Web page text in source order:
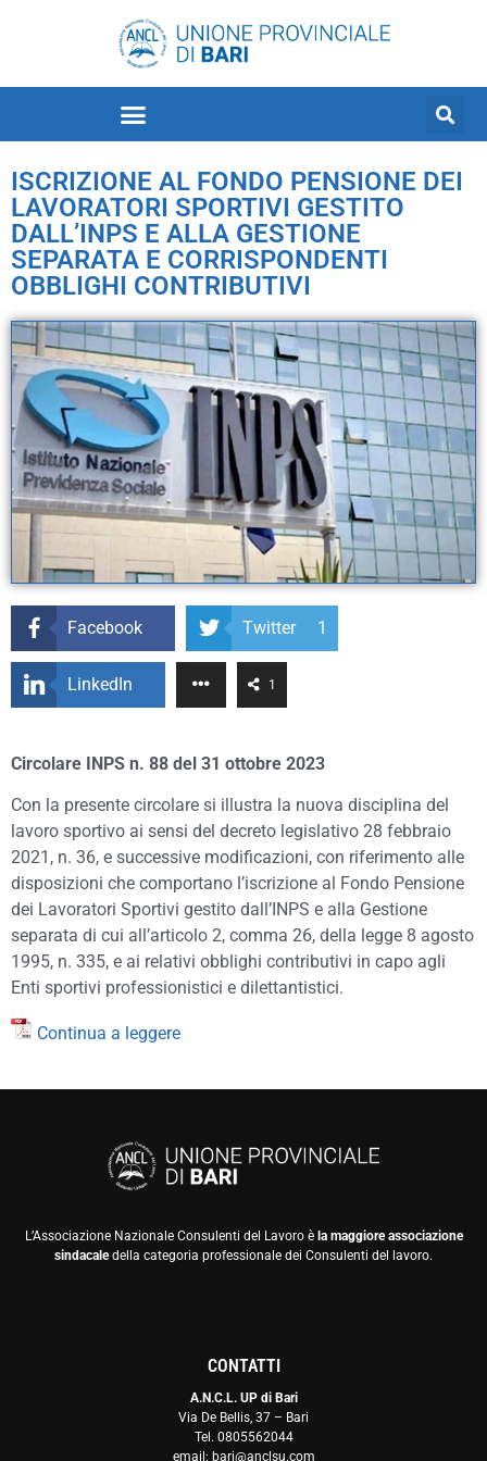
ISCRIZIONE AL FONDO PENSIONE DEI
LAVORATORI SPORTIVI GESTITO
DALL’INPS E ALLA GESTIONE
SEPARATA E CORRISPONDENTI
OBBLIGHI CONTRIBUTIVI
Facebook Twitter 1
LinkedIn 1
Circolare INPS n. 88 del 31 ottobre 2023
Con la presente circolare si illustra la nuova disciplina del
lavoro sportivo ai sensi del decreto legislativo 28 febbraio
2021, n. 36, e successive modificazioni, con riferimento alle
disposizioni che comportano l’iscrizione al Fondo Pensione
dei Lavoratori Sportivi gestito dall’INPS e alla Gestione
separata di cui all’articolo 2, comma 26, della legge 8 agosto
1995, n. 335, e ai relativi obblighi contributivi in capo agli
Enti sportivi professionistici e dilettantistici.
Continua a leggere
L’Associazione Nazionale Consulenti del Lavoro èla maggiore associazione
sindacaledella categoria professionale dei Consulenti del lavoro.
CONTATTI
A.N.C.L. UP di Bari
Via De Bellis, 37 – Bari
Tel. 0805562044
email: bari@anclsu.com